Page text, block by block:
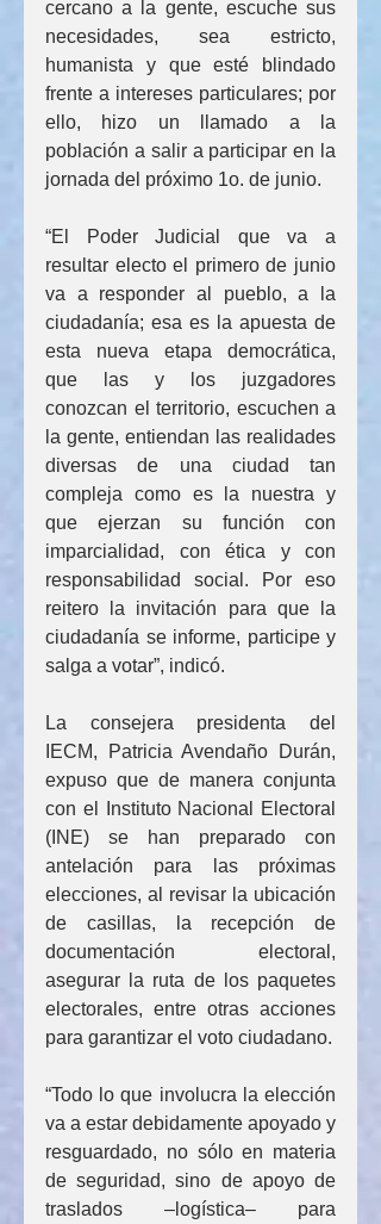
cercano a la gente, escuche sus
necesidades, sea estricto,
humanista y que esté blindado
frente a intereses particulares; por
ello, hizo un llamado a la
población a salir a participar en la
jornada del próximo 1o. de junio.
“El Poder Judicial que va a
resultar electo el primero de junio
va a responder al pueblo, a la
ciudadanía; esa es la apuesta de
esta nueva etapa democrática,
que las y los juzgadores
conozcan el territorio, escuchen a
la gente, entiendan las realidades
diversas de una ciudad tan
compleja como es la nuestra y
que ejerzan su función con
imparcialidad, con ética y con
responsabilidad social. Por eso
reitero la invitación para que la
ciudadanía se informe, participe y
salga a votar”, indicó.
La consejera presidenta del
IECM, Patricia Avendaño Durán,
expuso que de manera conjunta
con el Instituto Nacional Electoral
(INE) se han preparado con
antelación para las próximas
elecciones, al revisar la ubicación
de casillas, la recepción de
documentación electoral,
asegurar la ruta de los paquetes
electorales, entre otras acciones
para garantizar el voto ciudadano.
“Todo lo que involucra la elección
va a estar debidamente apoyado y
resguardado, no sólo en materia
de seguridad, sino de apoyo de
traslados –logística– para